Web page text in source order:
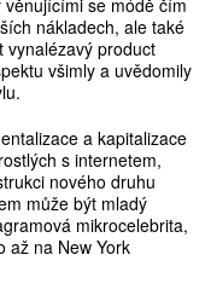
se módě čím
nákladech, ale také
vynalézavý product
všimly a uvědomily
a kapitalizace
s internetem,
nového druhu
může být mladý
mikrocelebrita,
až na New York